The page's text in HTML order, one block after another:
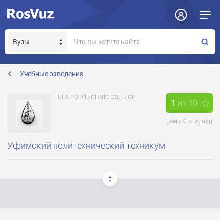
Учебные заведения
UFA POLYTECHNIC COLLEGE
1 из 10
Всего 0 отзывов
Уфимский политехнический техникум
ufa_politeh@mail.ru